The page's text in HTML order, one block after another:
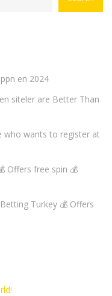
en 2024
siteler are Better Than
who wants to register at
Offers free spin 💰
Turkey 💰 Offers